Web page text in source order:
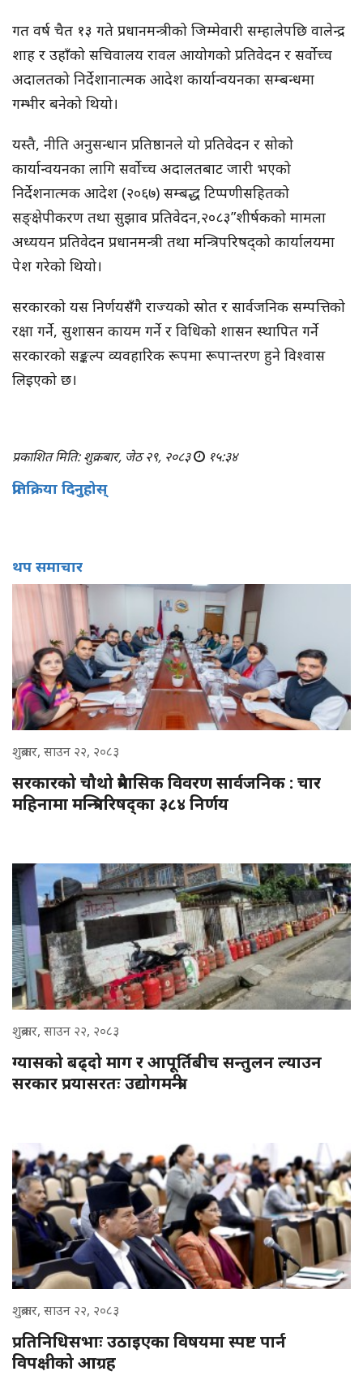
गत वर्ष चैत १३ गते प्रधानमन्त्रीको जिम्मेवारी सम्हालेपछि वालेन्द्र
शाह र उहाँको सचिवालय रावल आयोगको प्रतिवेदन र सर्वोच्च
अदालतको निर्देशानात्मक आदेश कार्यान्वयनका सम्बन्धमा
गम्भीर बनेको थियो।
यस्तै, नीति अनुसन्धान प्रतिष्ठानले यो प्रतिवेदन र सोको
कार्यान्वयनका लागि सर्वोच्च अदालतबाट जारी भएको
निर्देशनात्मक आदेश (२०६७) सम्बद्ध टिप्पणीसहितको
सङ्क्षेपीकरण तथा सुझाव प्रतिवेदन,२०८३”शीर्षकको मामला
अध्ययन प्रतिवेदन प्रधानमन्त्री तथा मन्त्रिपरिषद्को कार्यालयमा
पेश गरेको थियो।
सरकारको यस निर्णयसँगै राज्यको स्रोत र सार्वजनिक सम्पत्तिको
रक्षा गर्ने, सुशासन कायम गर्ने र विधिको शासन स्थापित गर्ने
सरकारको सङ्कल्प व्यवहारिक रूपमा रूपान्तरण हुने विश्वास
लिइएको छ।
प्रकाशित मिति: शुक्रबार, जेठ २९, २०८३ १५:३४
प्रतिक्रिया दिनुहोस्
थप समाचार
शुक्रबार, साउन २२, २०८३
सरकारको चौथो त्रैमासिक विवरण सार्वजनिक : चार
महिनामा मन्त्रिपरिषद्का ३८४ निर्णय
शुक्रबार, साउन २२, २०८३
ग्यासको बढ्दो माग र आपूर्तिबीच सन्तुलन ल्याउन
सरकार प्रयासरतः उद्योगमन्त्री
शुक्रबार, साउन २२, २०८३
प्रतिनिधिसभाः उठाइएका विषयमा स्पष्ट पार्न
विपक्षीको आग्रह